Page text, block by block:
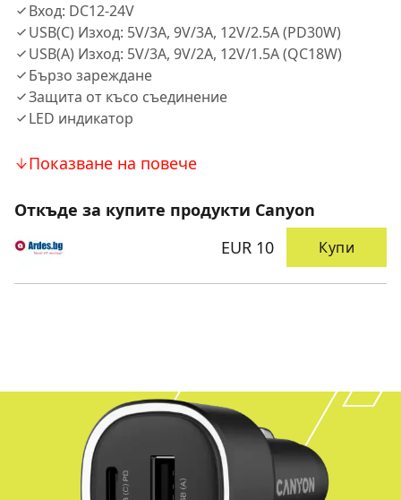
Вход: DC12-24V
USB(C) Изход: 5V/3A, 9V/3A, 12V/2.5A (PD30W)
USB(A) Изход: 5V/3A, 9V/2A, 12V/1.5A (QC18W)
Бързо зареждане
Защита от късо съединение
LED индикатор
Показване на повече
Откъде за купите продукти Canyon
EUR 10
Купи